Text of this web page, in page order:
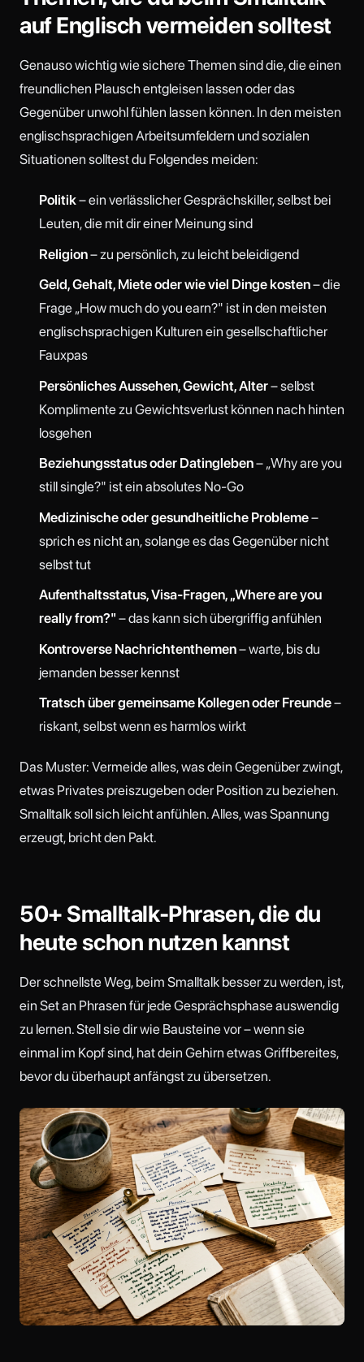
auf Englisch vermeiden solltest
Genauso wichtig wie sichere Themen sind die, die einen
freundlichen Plausch entgleisen lassen oder das
Gegenüber unwohl fühlen lassen können. In den meisten
englischsprachigen Arbeitsumfeldern und sozialen
Situationen solltest du Folgendes meiden:
Politik– ein verlässlicher Gesprächskiller, selbst bei
Leuten, die mit dir einer Meinung sind
Religion– zu persönlich, zu leicht beleidigend
Geld, Gehalt, Miete oder wie viel Dinge kosten– die
Frage „How much do you earn?" ist in den meisten
englischsprachigen Kulturen ein gesellschaftlicher
Fauxpas
Persönliches Aussehen, Gewicht, Alter– selbst
Komplimente zu Gewichtsverlust können nach hinten
losgehen
Beziehungsstatus oder Datingleben– „Why are you
still single?" ist ein absolutes No-Go
Medizinische oder gesundheitliche Probleme–
sprich es nicht an, solange es das Gegenüber nicht
selbst tut
Aufenthaltsstatus, Visa-Fragen, „Where are you
really from?" – das kann sich übergriffig anfühlen
Kontroverse Nachrichtenthemen– warte, bis du
jemanden besser kennst
Tratsch über gemeinsame Kollegen oder Freunde–
riskant, selbst wenn es harmlos wirkt
Das Muster: Vermeide alles, was dein Gegenüber zwingt,
etwas Privates preiszugeben oder Position zu beziehen.
Smalltalk soll sich leicht anfühlen. Alles, was Spannung
erzeugt, bricht den Pakt.
50+ Smalltalk-Phrasen, die du
heute schon nutzen kannst
Der schnellste Weg, beim Smalltalk besser zu werden, ist,
ein Set an Phrasen für jede Gesprächsphase auswendig
zu lernen. Stell sie dir wie Bausteine vor – wenn sie
einmal im Kopf sind, hat dein Gehirn etwas Griffbereites,
bevor du überhaupt anfängst zu übersetzen.